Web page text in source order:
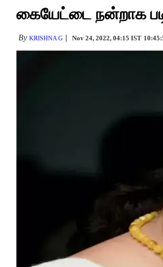
கையேட்டை நன்றாக
By KRISHNA G Nov 24, 2022, 04:15 IST